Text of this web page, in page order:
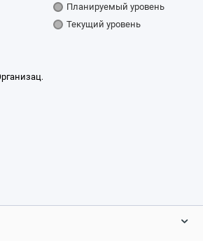
Планируемый уровень
Текущий уровень